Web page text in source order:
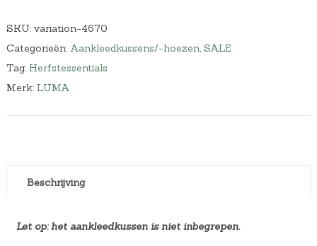
SKU: variation-4670
Categorieën: Aankleedkussens/-hoezen, SALE
Tag: Herfstessentials
Merk: LUMA
Beschrijving
Let op: het aankleedkussen is niet inbegrepen.